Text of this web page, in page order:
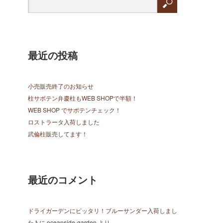
最近の投稿
小売販売終了のお知らせ
柱サボテン弁慶柱もWEB SHOPで半額！
WEB SHOP でサボテンチェック！
ロストラータ入荷しました
武倫柱販売してます！
最近のコメント
ドライガーデンにピッタリ！ブルーサンダー入荷しまし